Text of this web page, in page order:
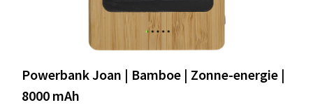
Powerbank Joan | Bamboe | Zonne-energie |
8000 mAh